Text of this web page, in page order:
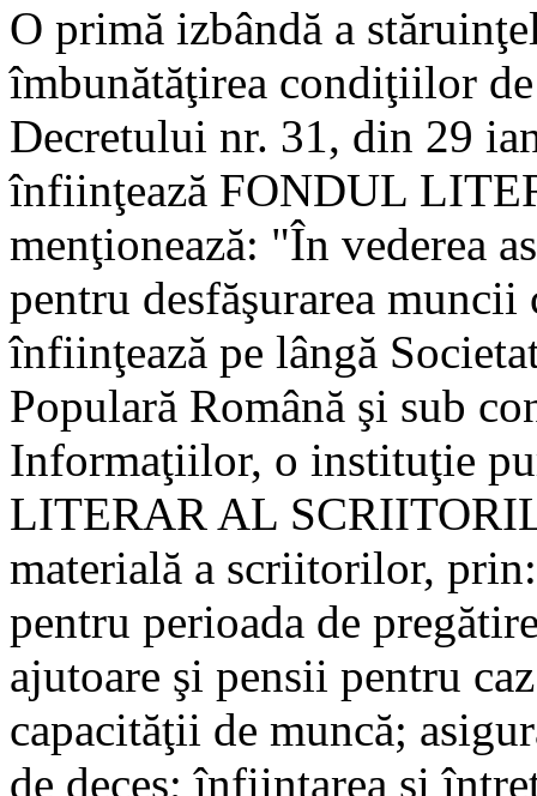
O primă izbândă a
îmbunătăţirea condiţiilor
Decretului nr. 31, din 29
înfiinţează FONDUL
menţionează: "În vederea
pentru desfăşurarea
înfiinţează pe lângă
Populară Română şi sub
Informaţiilor, o instituţie
LITERAR AL
materială a scriitorilor,
pentru perioada de
ajutoare şi pensii pentru
capacităţii de muncă;
de deces; înfiinţarea şi